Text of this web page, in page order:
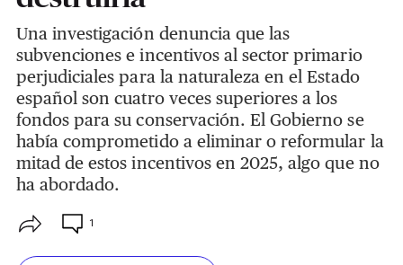
Una investigación denuncia que las
subvenciones e incentivos al sector primario
perjudiciales para la naturaleza en el Estado
español son cuatro veces superiores a los
fondos para su conservación. El Gobierno se
había comprometido a eliminar o reformular la
mitad de estos incentivos en 2025, algo que no
ha abordado.
1